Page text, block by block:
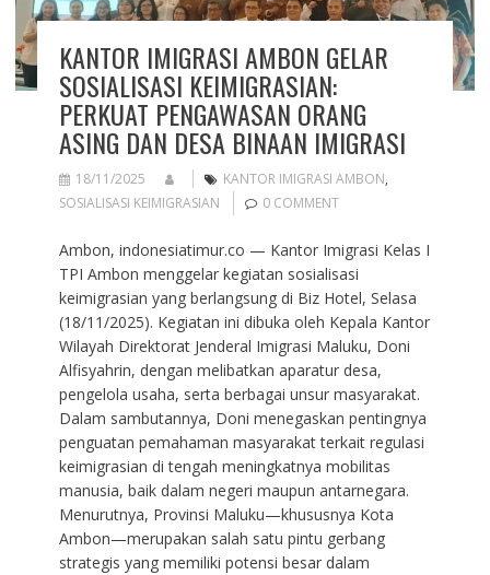
KANTOR IMIGRASI AMBON GELAR
SOSIALISASI KEIMIGRASIAN:
PERKUAT PENGAWASAN ORANG
ASING DAN DESA BINAAN IMIGRASI
18/11/2025 KANTOR IMIGRASI AMBON,
SOSIALISASI KEIMIGRASIAN
0 COMMENT
Ambon, indonesiatimur.co — Kantor Imigrasi Kelas I
TPI Ambon menggelar kegiatan sosialisasi
keimigrasian yang berlangsung di Biz Hotel, Selasa
(18/11/2025). Kegiatan ini dibuka oleh Kepala Kantor
Wilayah Direktorat Jenderal Imigrasi Maluku, Doni
Alfisyahrin, dengan melibatkan aparatur desa,
pengelola usaha, serta berbagai unsur masyarakat.
Dalam sambutannya, Doni menegaskan pentingnya
penguatan pemahaman masyarakat terkait regulasi
keimigrasian di tengah meningkatnya mobilitas
manusia, baik dalam negeri maupun antarnegara.
Menurutnya, Provinsi Maluku—khususnya Kota
Ambon—merupakan salah satu pintu gerbang
strategis yang memiliki potensi besar dalam